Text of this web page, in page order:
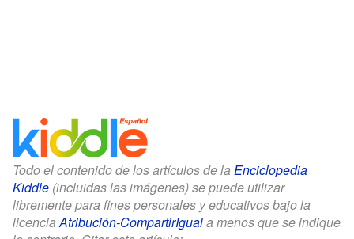
Todo el contenido de los artículos de la Enciclopedia
Kiddle (incluidas las imágenes) se puede utilizar
libremente para fines personales y educativos bajo la
licenciaAtribución-CompartirIguala menos que se indique